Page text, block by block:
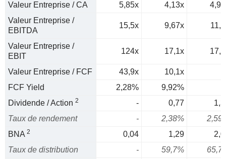
Valeur Entreprise / CA
5,85x 4,13x
Valeur Entreprise /
EBITDA
15,5x 9,67x
Valeur Entreprise /
EBIT
124x 17,1x
Valeur Entreprise / FCF 43,9x
10,1x
FCF Yield
2,28%
9,92%
Dividende / Action 2 - 0,77
Taux de rendement
- 2,38%
BNA 2 0,04 1,29
Taux de distribution
- 59,7%